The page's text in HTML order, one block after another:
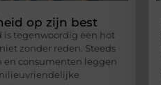
op zijn best
is tegenwoordig een hot
zonder reden. Steeds
en consumenten leggen